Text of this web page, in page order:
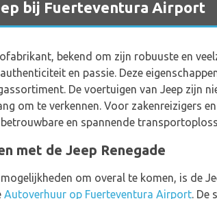
bij Fuerteventura Airport
bekend om zijn robuuste en
en passie. Deze
De voertuigen van Jeep zijn
om te verkennen. Voor zakenreizigers
en spannende
met de Jeep Renegade
om overal te komen, is de
Autoverhuur op Fuerteventura Airport. De